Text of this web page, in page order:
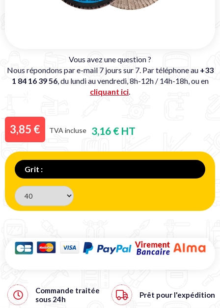
Vous avez une question ?
Nous répondons par e-mail 7 jours sur 7. Par téléphone au +33
1 84 16 39 56, du lundi au vendredi, 8h-12h / 14h-18h, ou en
cliquant ici.
3,85 € TVA incluse 3,16 € HT
Commande traitée
sous 24h Prêt pour l'expédition
Grit :